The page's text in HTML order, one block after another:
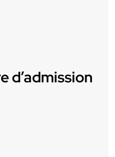
d’admission